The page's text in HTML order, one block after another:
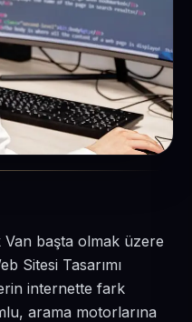
Van başta olmak üzere
Sitesi Tasarımı
internette fark
arama motorlarına